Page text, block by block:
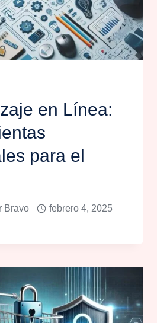
en Línea:
para el
Bravo febrero 4, 2025